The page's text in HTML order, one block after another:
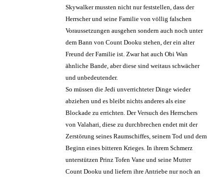
Skywalker mussten nicht nur feststellen, dass der
Herrscher und seine Familie von völlig falschen
Voraussetzungen ausgehen sondern auch noch unter
dem Bann von Count Dooku stehen, der ein alter
Freund der Familie ist. Zwar hat auch Obi Wan
ähnliche Bande, aber diese sind weitaus schwächer
und unbedeutender.
So müssen die Jedi unverrichteter Dinge wieder
abziehen und es bleibt nichts anderes als eine
Blockade zu errichten. Der Versuch des Herrschers
von Valahari, diese zu durchbrechen endet mit der
Zerstörung seines Raumschiffes, seinem Tod und dem
Beginn eines bitteren Krieges. In ihrem Schmerz
unterstützen Prinz Tofen Vane und seine Mutter
Count Dooku und liefern ihre Antriebe nur noch an